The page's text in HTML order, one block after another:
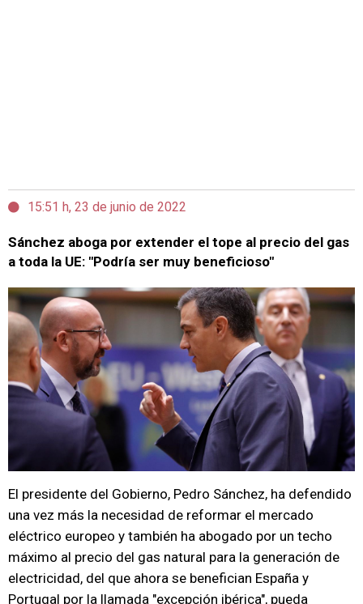
15:51 h, 23 de junio de 2022
Sánchez aboga por extender el tope al precio del gas
a toda la UE: "Podría ser muy beneficioso"
El presidente del Gobierno, Pedro Sánchez, ha defendido
una vez más la necesidad de reformar el mercado
eléctrico europeo y también ha abogado por un techo
máximo al precio del gas natural para la generación de
electricidad, del que ahora se benefician España y
Portugal por la llamada "excepción ibérica", pueda